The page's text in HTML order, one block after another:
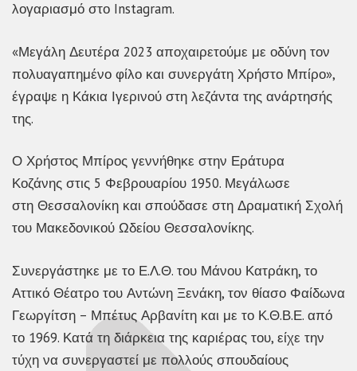
λογαριασμό στο Instagram.
«Μεγάλη Δευτέρα 2023 αποχαιρετούμε με οδύνη τον
πολυαγαπημένο φίλο και συνεργάτη Χρήστο Μπίρο»,
έγραψε η Κάκια Ιγερινού στη λεζάντα της ανάρτησής
της.
Ο Χρήστος Μπίρος γεννήθηκε στην Εράτυρα
Κοζάνης στις 5 Φεβρουαρίου 1950. Μεγάλωσε
στη Θεσσαλονίκη και σπούδασε στη Δραματική Σχολή
του Μακεδονικού Ωδείου Θεσσαλονίκης.
Συνεργάστηκε με το Ε.Λ.Θ. του Μάνου Κατράκη, το
Αττικό Θέατρο του Αντώνη Ξενάκη, τον θίασο Φαίδωνα
Γεωργίτση – Μπέτυς Αρβανίτη και με το Κ.Θ.Β.Ε. από
το 1969. Κατά τη διάρκεια της καριέρας του, είχε την
τύχη να συνεργαστεί με πολλούς σπουδαίους